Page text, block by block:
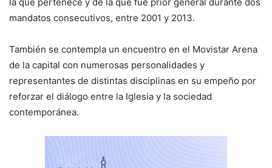
la que pertenece y de la que fue prior general durante dos
mandatos consecutivos, entre 2001 y 2013.
También se contempla un encuentro en el Movistar Arena
de la capital con numerosas personalidades y
representantes de distintas disciplinas en su empeño por
reforzar el diálogo entre la Iglesia y la sociedad
contemporánea.